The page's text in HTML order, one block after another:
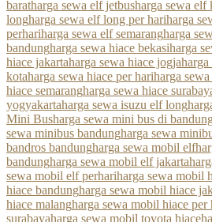
baratharga sewa elf jetbusharga sewa elf
longharga sewa elf long per hariharga
perhariharga sewa elf semarangharga
bandungharga sewa hiace bekasiharga
hiace jakartaharga sewa hiace jogjaharga
kotaharga sewa hiace per hariharga
hiace semarangharga sewa hiace
yogyakartaharga sewa isuzu elf long
Mini Busharga sewa mini bus di
sewa minibus bandungharga sewa
bandros bandungharga sewa mobil elf
bandungharga sewa mobil elf jakarta
sewa mobil elf perhariharga sewa mobil
hiace bandungharga sewa mobil hiace
hiace malangharga sewa mobil hiace per
surabayaharga sewa mobil toyota hiace